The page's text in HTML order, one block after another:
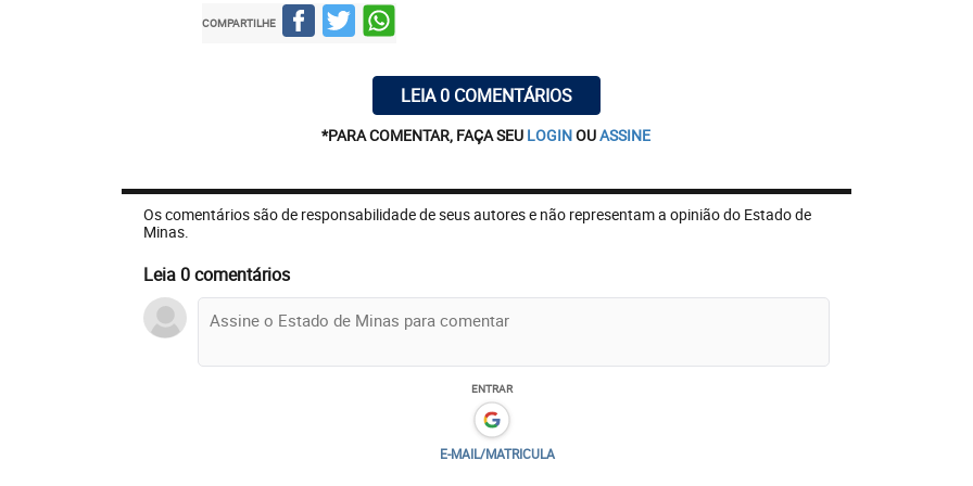
deficientes vivendo em abrigos e indígenas. Não se trata de privilégio. Em Manaus,
interrompeu a vacinação e não há data para a retomada.
COMPARTILHE
LEIA 0 COMENTÁRIOS
*PARA COMENTAR, FAÇA SEU LOGINOUASSINE
Os comentários são de responsabilidade de seus autores e não representam a opinião do Estado de
Minas.
Leia 0 comentários
ENTRAR
E-MAIL/MATRICULA